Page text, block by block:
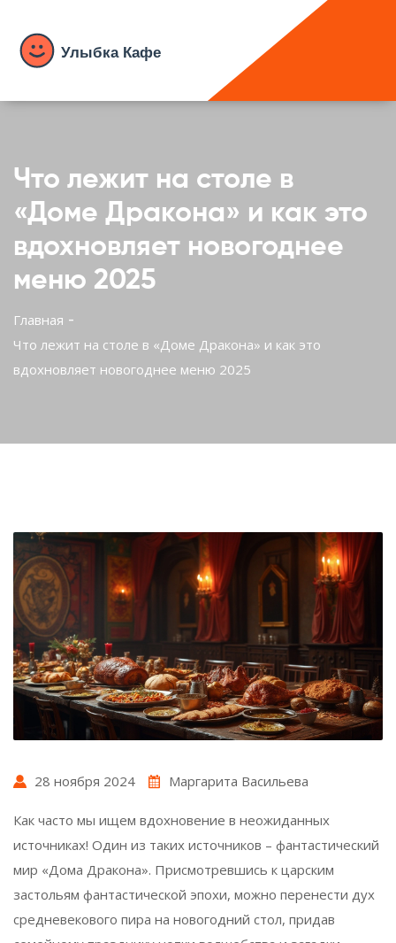
Что лежит на столе в
«Доме Дракона» и как это
вдохновляет новогоднее
меню 2025
Главная
Что лежит на столе в «Доме Дракона» и как это
вдохновляет новогоднее меню 2025
28 ноября 2024 Маргарита Васильева
Как часто мы ищем вдохновение в неожиданных
источниках! Один из таких источников – фантастический
мир «Дома Дракона». Присмотревшись к царским
застольям фантастической эпохи, можно перенести дух
средневекового пира на новогодний стол, придав